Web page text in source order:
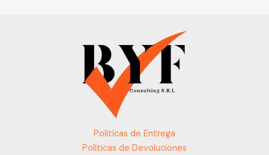
Políticas de Entrega
Políticas de Devoluciones